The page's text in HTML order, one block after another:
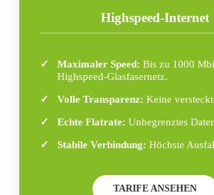
Highspeed-Internet
Maximaler Speed: Bis zu 1000
Highspeed-Glasfasernetz.
Volle Transparenz: Keine
Echte Flatrate: Unbegrenztes
Stabile Verbindung: Höchste
TARIFE ANSEHEN